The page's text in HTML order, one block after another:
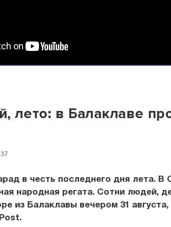
лето: в Балаклаве
в честь последнего дня лета. В
народная регата. Сотни людей,
из Балаклавы вечером 31